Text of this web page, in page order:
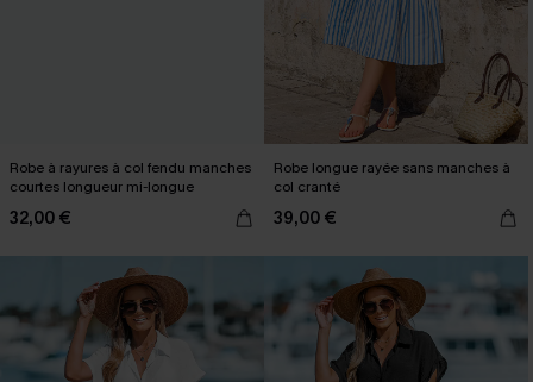
Robe à rayures à col fendu manches
courtes longueur mi-longue
32,00 €
Robe longue rayée sans manches à
col cranté
39,00 €